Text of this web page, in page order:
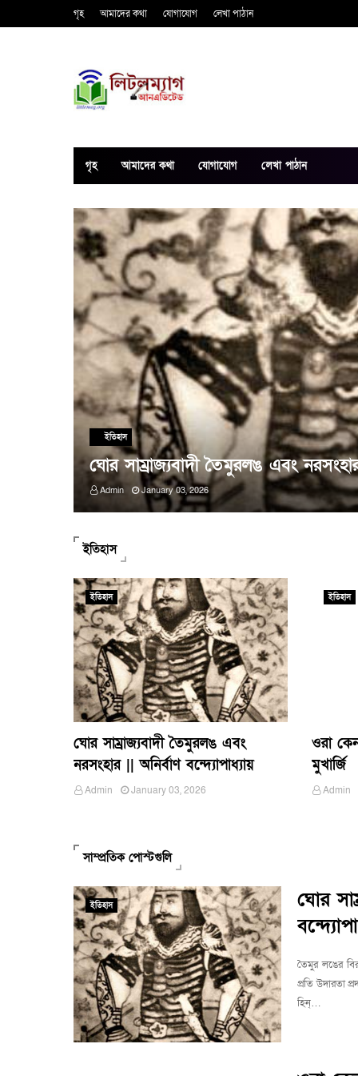
গৃহ আমাদের কথা যোগাযোগ লেখা পাঠান
গৃহ আমাদের কথা যোগাযোগ লেখা পাঠান
ইতিহাস
ঘোর সাম্রাজ্যবাদী তৈমুরলঙ এবং
Admin January 03, 2026
ইতিহাস
ইতিহাস
ঘোর সাম্রাজ্যবাদী তৈমুরলঙ এবং
নরসংহার || অনির্বাণ বন্দ্যোপাধ্যায়
Admin January 03, 2026
ইতিহাস
ওরা
মুখার্জি
Admin
সাম্প্রতিক পোস্টগুলি
ইতিহাস
ঘোর
তৈমুর লঙের
প্রতি উদারতা
হিন্…